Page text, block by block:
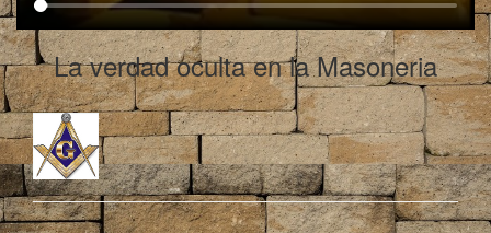
La verdad oculta en la Masoneria